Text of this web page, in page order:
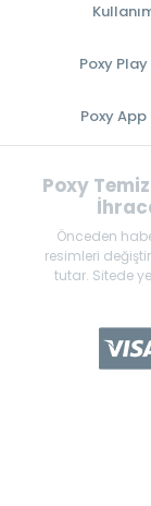
Poxy
Poxy
Poxy
Önceden
resimleri
tutar. Sitede